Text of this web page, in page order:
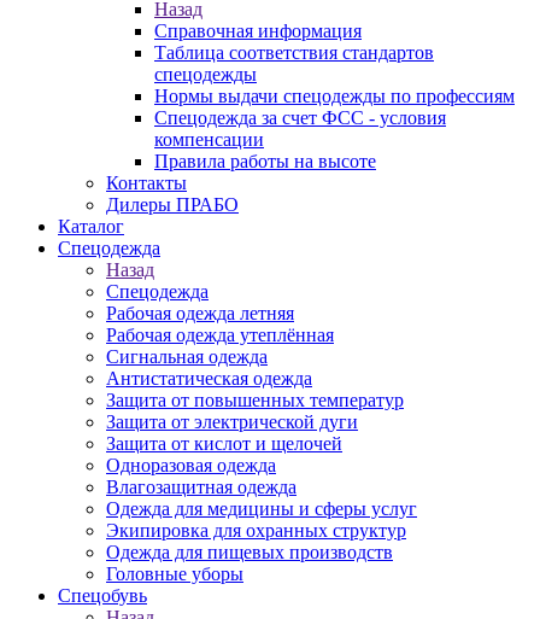
Назад
Справочная информация
Таблица соответствия стандартов
спецодежды
Нормы выдачи спецодежды по профессиям
Спецодежда за счет ФСС - условия
компенсации
Правила работы на высоте
Контакты
Дилеры ПРАБО
Каталог
Спецодежда
Назад
Спецодежда
Рабочая одежда летняя
Рабочая одежда утеплённая
Сигнальная одежда
Антистатическая одежда
Защита от повышенных температур
Защита от электрической дуги
Защита от кислот и щелочей
Одноразовая одежда
Влагозащитная одежда
Одежда для медицины и сферы услуг
Экипировка для охранных структур
Одежда для пищевых производств
Головные уборы
Спецобувь